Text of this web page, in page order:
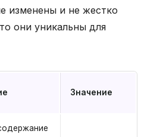
изменены и не жестко
они уникальны для
Значение